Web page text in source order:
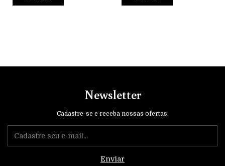
Newsletter
Cadastre-se e receba nossas ofertas.